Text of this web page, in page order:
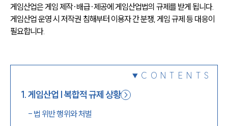
1800-7905
게임산업은 게임 제작·배급·제공에 게임산업법의 규제를 받게 됩니다.
게임산업 운영 시 저작권 침해부터 이용자 간 분쟁, 게임 규제 등 대응이
필요합니다.
CONTENTS
1.게임산업 | 복합적 규제 상황
- 법 위반 행위와 처벌